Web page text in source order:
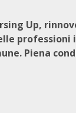
Up,
Piena